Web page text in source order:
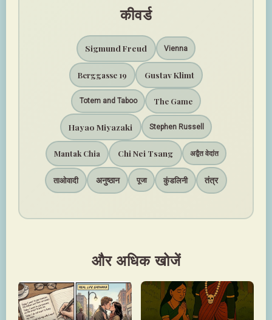
कीवर्ड
Sigmund Freud Vienna
Berggasse 19 Gustav Klimt
Totem and Taboo The Game
Hayao Miyazaki Stephen Russell
Mantak Chia Chi Nei Tsang अद्वैत वेदांत
ताओवादी अनुष्ठान पूजा कुंडलिनी तंत्र
और अधिक खोजें